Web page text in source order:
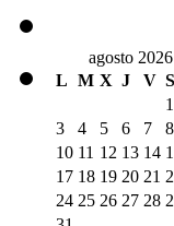
agosto 2026
L M X J V S
1
3
4 5 6 7 8
10 11 12 13 14
17 18 19 20 21
24 25 26 27 28